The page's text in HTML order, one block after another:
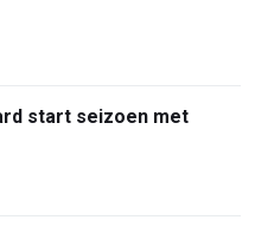
start seizoen met